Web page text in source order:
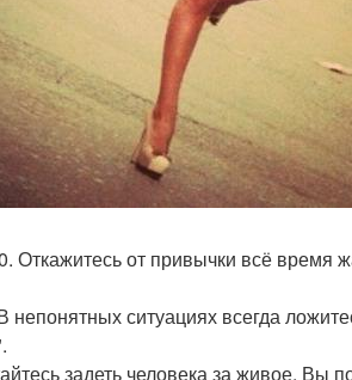
Откажитесь от привычки всё время
непонятных ситуациях всегда
задеть человека за живое. Вы